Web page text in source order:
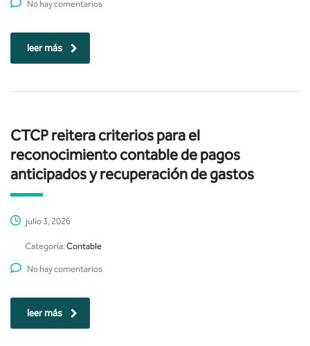
No hay comentarios
leer más
CTCP reitera criterios para el
reconocimiento contable de pagos
anticipados y recuperación de gastos
julio 3, 2026
Categoría: Contable
No hay comentarios
leer más